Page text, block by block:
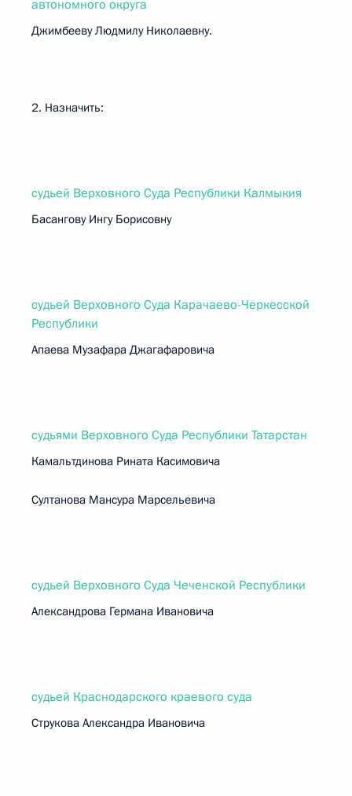
автономного округа
Джимбееву Людмилу Николаевну.
2. Назначить:
судьей Верховного Суда Республики Калмыкия
Басангову Ингу Борисовну
судьей Верховного Суда Карачаево-Черкесской
Республики
Апаева Музафара Джагафаровича
судьями Верховного Суда Республики Татарстан
Камальтдинова Рината Касимовича
Султанова Мансура Марсельевича
судьей Верховного Суда Чеченской Республики
Александрова Германа Ивановича
судьей Краснодарского краевого суда
Струкова Александра Ивановича